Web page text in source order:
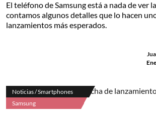
El teléfono de Samsung está a nada de ver
contamos algunos detalles que lo hacen
lanzamientos más esperados.
Noticias / Smartphones
Samsung